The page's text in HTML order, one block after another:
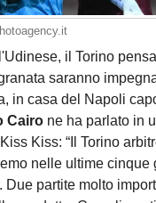
il Torino
saranno
in casa del Napoli
Cairo ne ha parlato in
Kiss: “Il Torino
nelle ultime cinque
Due partite molto